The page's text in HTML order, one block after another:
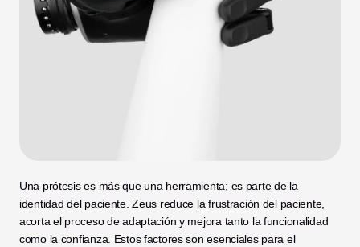
Una prótesis es más que una herramienta; es parte de la
identidad del paciente. Zeus reduce la frustración del paciente,
acorta el proceso de adaptación y mejora tanto la funcionalidad
como la confianza. Estos factores son esenciales para el